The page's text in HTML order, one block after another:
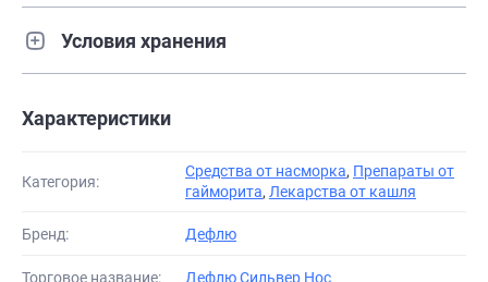
Условия хранения
Характеристики
Категория:
Средства от насморка, Препараты от
гайморита, Лекарства от кашля
Бренд: Дефлю
Торговое название: Дефлю Сильвер Нос